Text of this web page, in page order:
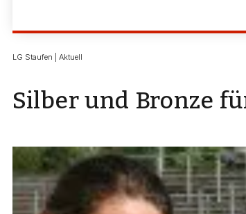
LG Staufen | Aktuell
Silber und Bronze